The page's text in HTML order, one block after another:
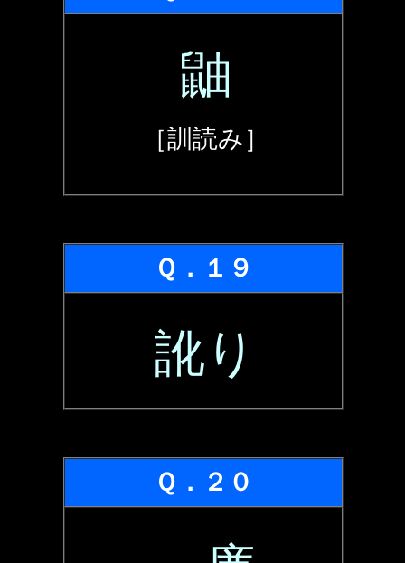
鼬
［訓読み］
Ｑ．１９
訛り
Ｑ．２０